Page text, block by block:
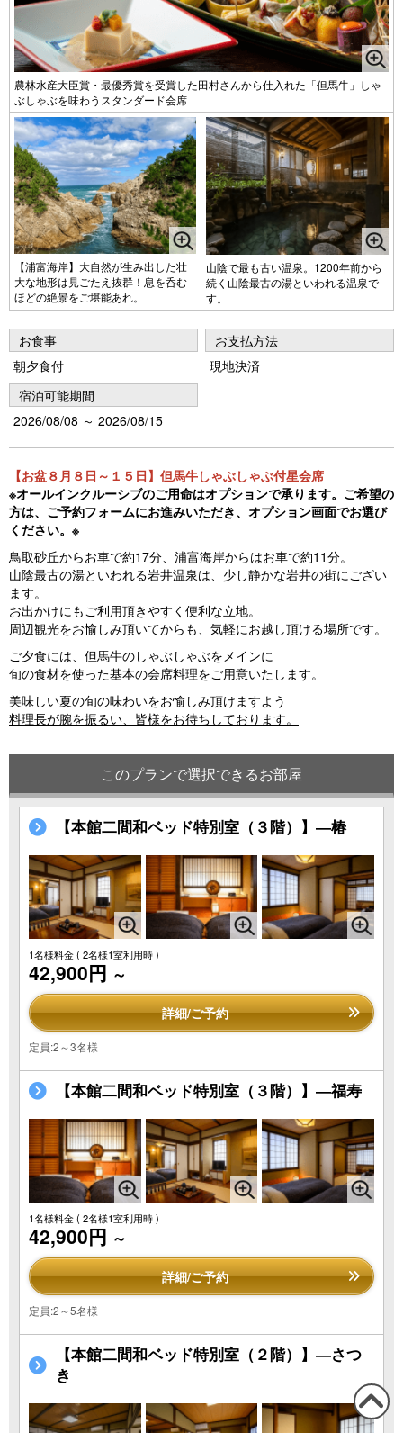
農林水産大臣賞・最優秀賞を受賞した田村さんから仕入れた「但馬牛」しゃ
ぶしゃぶを味わうスタンダード会席
【浦富海岸】大自然が生み出した壮
大な地形は見ごたえ抜群！息を呑む
ほどの絶景をご堪能あれ。
山陰で最も古い温泉。1200年前から
続く山陰最古の湯といわれる温泉で
す。
お食事
朝夕食付
お支払方法
現地決済
宿泊可能期間
2026/08/08 ～ 2026/08/15
【お盆８月８日～１５日】但馬牛しゃぶしゃぶ付星会席
※オールインクルーシブのご用命はオプションで承ります。ご希望の
方は、ご予約フォームにお進みいただき、オプション画面でお選び
ください。※
鳥取砂丘からお車で約17分、浦富海岸からはお車で約11分。
山陰最古の湯といわれる岩井温泉は、少し静かな岩井の街にござい
ます。
お出かけにもご利用頂きやすく便利な立地。
周辺観光をお愉しみ頂いてからも、気軽にお越し頂ける場所です。
ご夕食には、但馬牛のしゃぶしゃぶをメインに
旬の食材を使った基本の会席料理をご用意いたします。
美味しい夏の旬の味わいをお愉しみ頂けますよう
料理長が腕を振るい、皆様をお待ちしております。
このプランで選択できるお部屋
【本館二間和ベッド特別室（３階）】―椿
1名様料金( 2名様1室利用時 )
42,900円 ～
詳細/ご予約
定員:2～3名様
【本館二間和ベッド特別室（３階）】―福寿
1名様料金( 2名様1室利用時 )
42,900円 ～
詳細/ご予約
定員:2～5名様
【本館二間和ベッド特別室（２階）】―さつ
き
この